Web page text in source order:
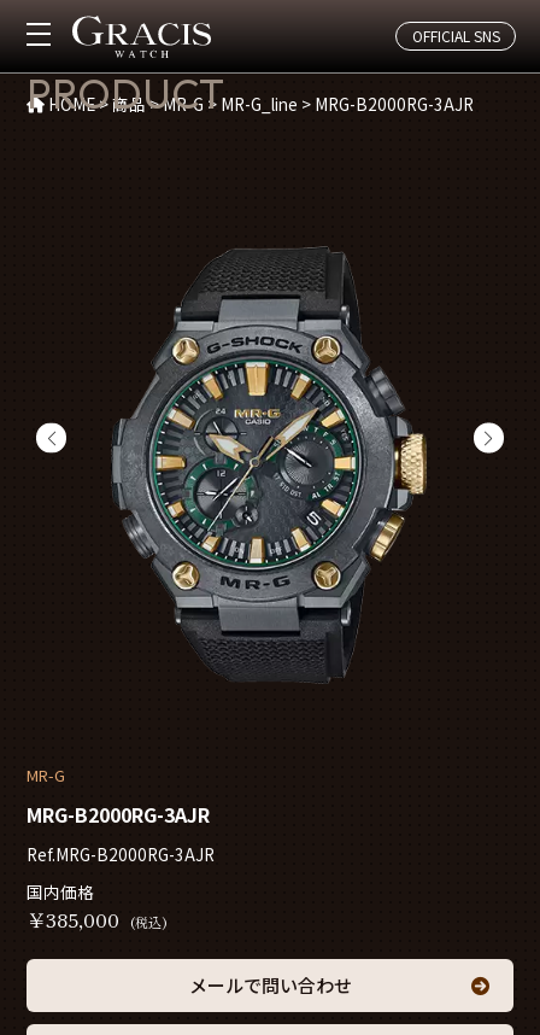
OFFICIAL SNS
商品紹介
PRODUCT
HOME>商品>MR-G > MR-G_line > MRG-B2000RG-3AJR
MR-G
MRG-B2000RG-3AJR
Ref.MRG-B2000RG-3AJR
国内価格
￥385,000 (税込)
メールで問い合わせ